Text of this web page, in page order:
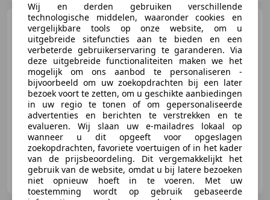
Ford Focus Wagon 1.0
EcoBoost Hybrid | Sync 4 |
Facelift
€ 13.399
11/2022 118.143 km Benzine 91 kW (124 PK)
Hofstede Automotive B.V.
NL-5463 XG VEGHEL
Wij en derden gebruiken verschillende
technologische middelen, waaronder cookies en
vergelijkbare tools op onze website, om u
uitgebreide sitefuncties aan te bieden en een
verbeterde gebruikerservaring te garanderen. Via
deze uitgebreide functionaliteiten maken we het
mogelijk om ons aanbod te personaliseren -
bijvoorbeeld om uw zoekopdrachten bij een later
bezoek voort te zetten, om u geschikte aanbiedingen
in uw regio te tonen of om gepersonaliseerde
advertenties en berichten te verstrekken en te
evalueren. Wij slaan uw e-mailadres lokaal op
wanneer u dit opgeeft voor opgeslagen
zoekopdrachten, favoriete voertuigen of in het kader
van de prijsbeoordeling. Dit vergemakkelijkt het
gebruik van de website, omdat u bij latere bezoeken
niet opnieuw hoeft in te voeren. Met uw
toestemming wordt op gebruik gebaseerde